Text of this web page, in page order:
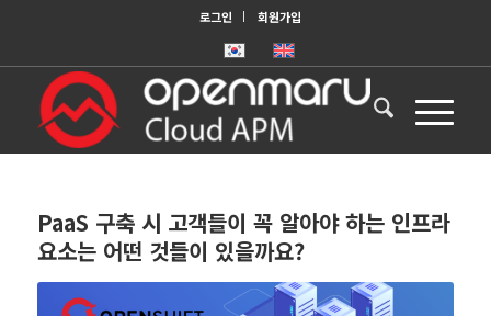
로그인 회원가입
PaaS 구축 시 고객들이 꼭 알아야 하는 인프라
요소는 어떤 것들이 있을까요?